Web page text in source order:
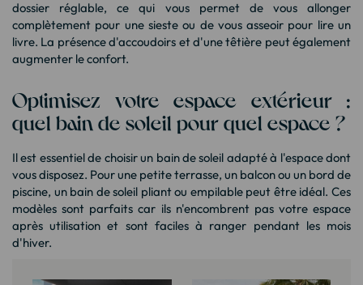
dossier réglable, ce qui vous permet de vous allonger
complètement pour une sieste ou de vous asseoir pour lire un
livre. La présence d'accoudoirs et d'une têtière peut également
augmenter le confort.
Optimisez votre espace extérieur :
quel bain de soleil pour quel espace ?
Il est essentiel de choisir un bain de soleil adapté à l'espace dont
vous disposez. Pour une petite terrasse, un balcon ou un bord de
piscine, un bain de soleil pliant ou empilable peut être idéal. Ces
modèles sont parfaits car ils n'encombrent pas votre espace
après utilisation et sont faciles à ranger pendant les mois
d'hiver.